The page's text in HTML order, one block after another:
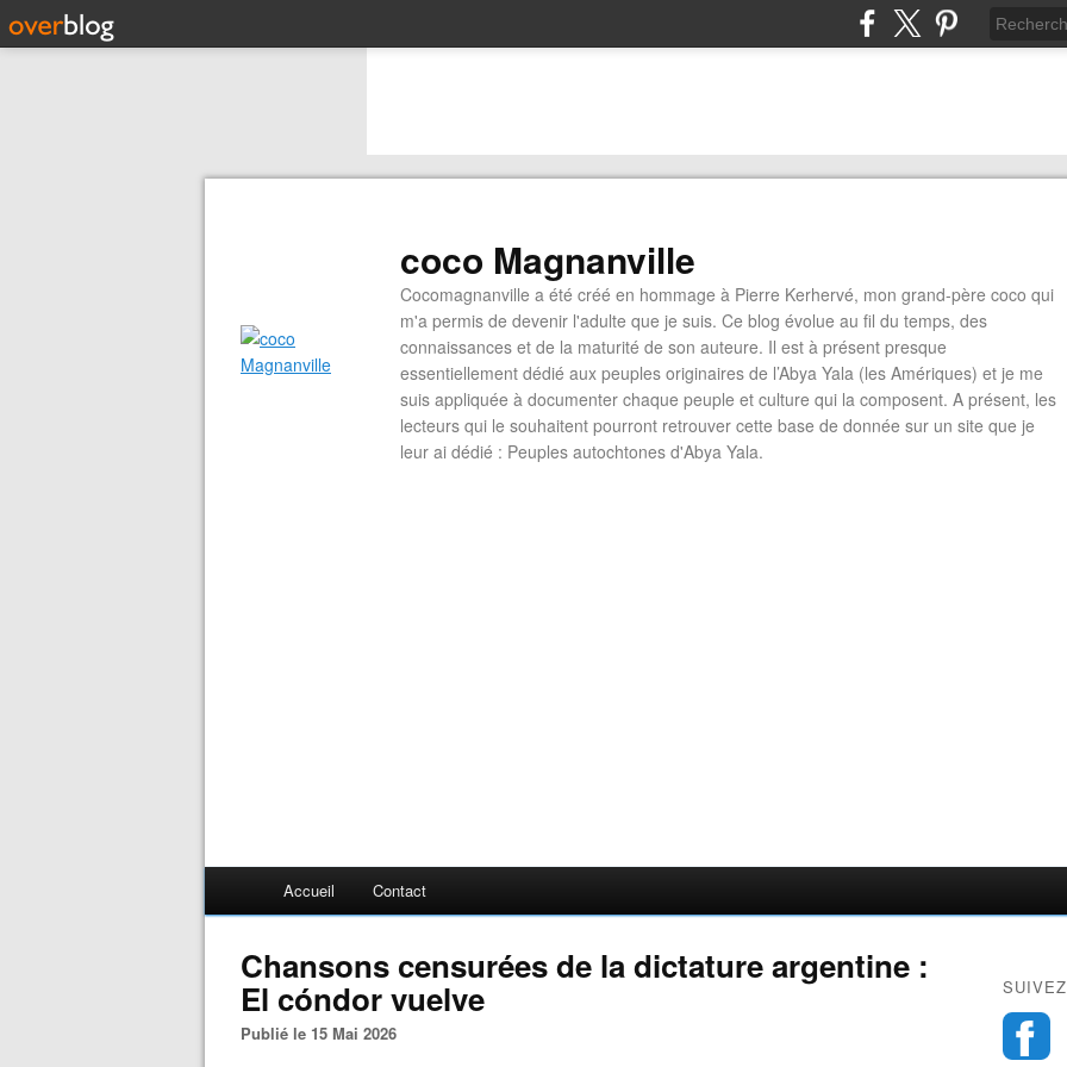
coco Magnanville
Cocomagnanville a été créé en hommage à Pierre Kerhervé, mon grand-père coco qui
m'a permis de devenir l'adulte que je suis. Ce blog évolue au fil du temps, des
connaissances et de la maturité de son auteure. Il est à présent presque
essentiellement dédié aux peuples originaires de l’Abya Yala (les Amériques) et je me
suis appliquée à documenter chaque peuple et culture qui la composent. A présent, les
lecteurs qui le souhaitent pourront retrouver cette base de donnée sur un site que je
leur ai dédié : Peuples autochtones d'Abya Yala.
Accueil Contact
Chansons censurées de la dictature argentine :
El cóndor vuelve
Publié le 15 Mai 2026